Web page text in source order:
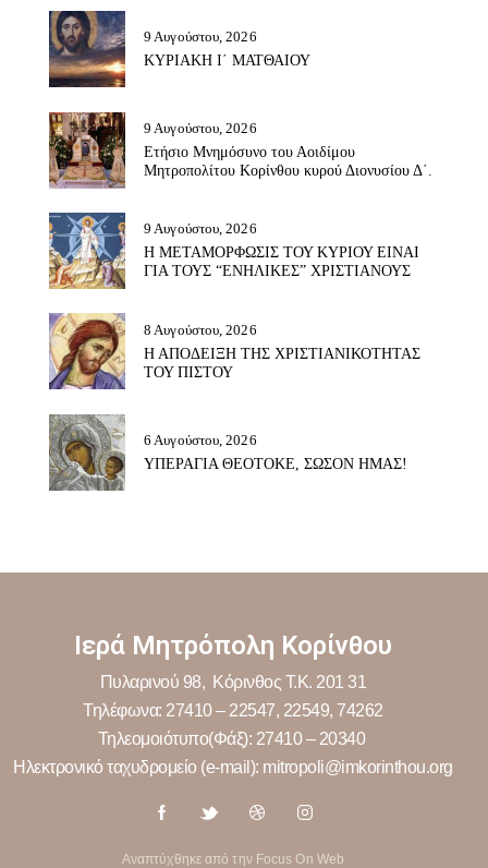
9 Αυγούστου, 2026
ΚΥΡΙΑΚΗ Ι΄ ΜΑΤΘΑΙΟΥ
9 Αυγούστου, 2026
Ετήσιο Μνημόσυνο του Αοιδίμου
Μητροπολίτου Κορίνθου κυρού Διονυσίου Δ΄.
9 Αυγούστου, 2026
Η ΜΕΤΑΜΟΡΦΩΣΙΣ ΤΟΥ ΚΥΡΙΟΥ ΕΙΝΑΙ
ΓΙΑ ΤΟΥΣ “ΕΝΗΛΙΚΕΣ” ΧΡΙΣΤΙΑΝΟΥΣ
8 Αυγούστου, 2026
Η ΑΠΟΔΕΙΞΗ ΤΗΣ ΧΡΙΣΤΙΑΝΙΚΟΤΗΤΑΣ
ΤΟΥ ΠΙΣΤΟΥ
6 Αυγούστου, 2026
ΥΠΕΡΑΓΙΑ ΘΕΟΤΟΚΕ, ΣΩΣΟΝ ΗΜΑΣ!
Ιερά Μητρόπολη Κορίνθου
Πυλαρινού 98, Κόρινθος Τ.Κ. 201 31
Τηλέφωνα: 27410 – 22547, 22549, 74262
Τηλεομοιότυπο(Φάξ): 27410 – 20340
Ηλεκτρονικό ταχυδρομείο (e-mail): mitropoli@imkorinthou.org
Αναπτύχθηκε από την Focus On Web